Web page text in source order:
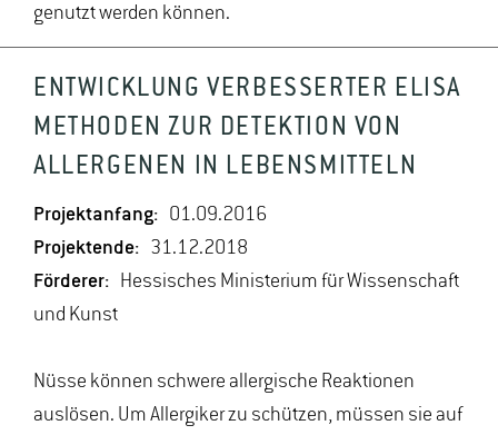
genutzt werden können.
ENTWICKLUNG VERBESSERTER ELISA
METHODEN ZUR DETEKTION VON
ALLERGENEN IN LEBENSMITTELN
Projektanfang: 01.09.2016
Projektende: 31.12.2018
Förderer: Hessisches Ministerium für Wissenschaft
und Kunst
Nüsse können schwere allergische Reaktionen
auslösen. Um Allergiker zu schützen, müssen sie auf